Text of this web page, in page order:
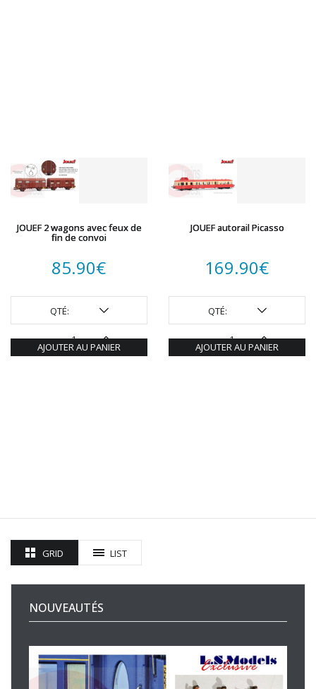
JOUEF 2 wagons avec feux de
fin de convoi
85.90€
QTÉ:
AJOUTER AU PANIER
JOUEF autorail Picasso
169.90€
QTÉ:
AJOUTER AU PANIER
GRID LIST
NOUVEAUTÉS